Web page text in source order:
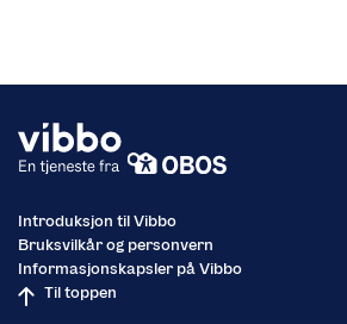
Introduksjon til Vibbo
Bruksvilkår og personvern
Informasjonskapsler på Vibbo
Til toppen